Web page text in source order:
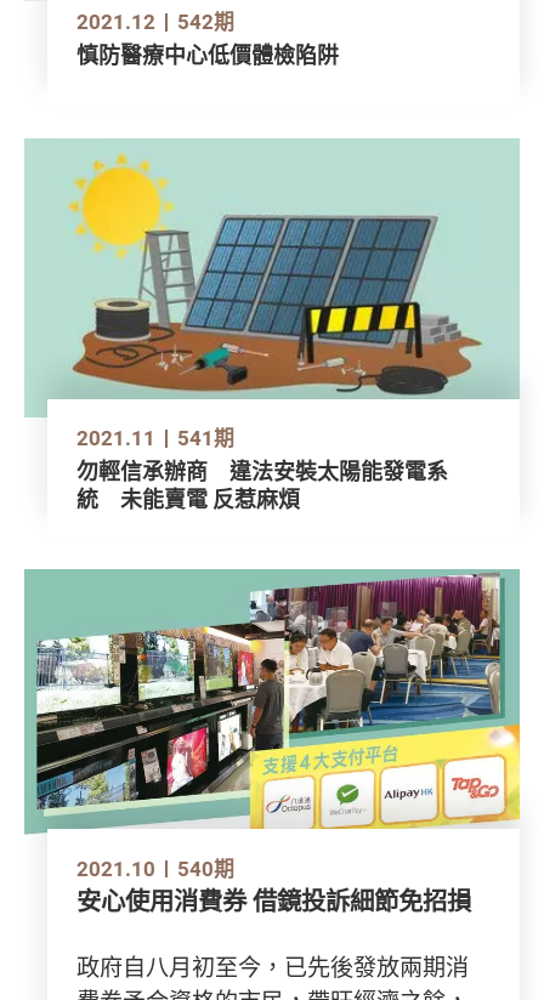
2021.12 542期
慎防醫療中心低價體檢陷阱
2021.11 541期
勿輕信承辦商 違法安裝太陽能發電系
統 未能賣電 反惹麻煩
2021.10 540期
安心使用消費券 借鏡投訴細節免招損
政府自八月初至今，已先後發放兩期消